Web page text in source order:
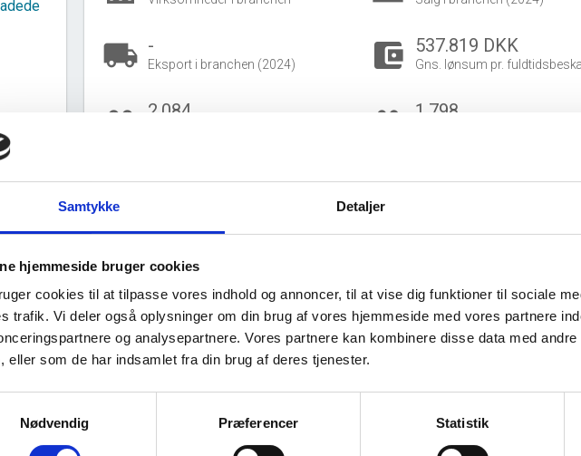
Samtykke Detaljer
hjemmeside bruger cookies
cookies til at tilpasse vores indhold og annoncer, til at vise dig funktioner til sociale
trafik. Vi deler også oplysninger om din brug af vores hjemmeside med vores partnere
og analysepartnere. Vores partnere kan kombinere disse data med
eller som de har indsamlet fra din brug af deres tjenester.
Nødvendig
Præferencer Statistik
local_shipping -
Eksport i branchen (2024) account_balance_wallet 537.819 DKK
Gns. lønsum pr.
people_outline 2.084 group 1.798
1.410 674
Gå tilUdvidet brancheanalyse
6